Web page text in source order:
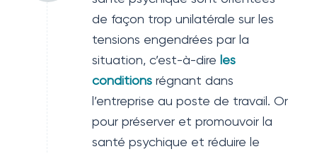
de façon trop unilatérale sur les
tensions engendrées par la
situation, c’est-à-dire les
conditionsrégnant dans
l’entreprise au poste de travail. Or
pour préserver et promouvoir la
santé psychique et réduire le